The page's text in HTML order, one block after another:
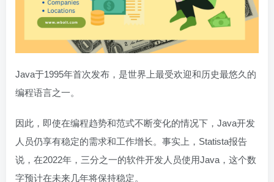
Java于1995年首次发布，是世界上最受欢迎和历史最悠久的
编程语言之一。
因此，即使在编程趋势和范式不断变化的情况下，Java开发
人员仍享有稳定的需求和工作增长。事实上，Statista报告
说，在2022年，三分之一的软件开发人员使用Java，这个数
字预计在未来几年将保持稳定。